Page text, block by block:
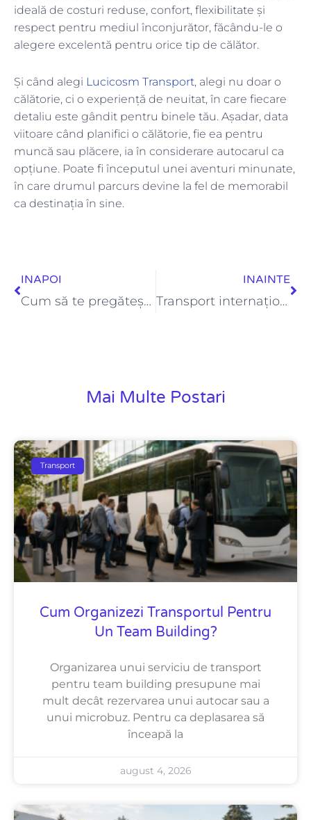
ideală de costuri reduse, confort, flexibilitate și
respect pentru mediul înconjurător, făcându-le o
alegere excelentă pentru orice tip de călător.
Și când alegi Lucicosm Transport, alegi nu doar o
călătorie, ci o experiență de neuitat, în care fiecare
detaliu este gândit pentru binele tău. Așadar, data
viitoare când planifici o călătorie, fie ea pentru
muncă sau plăcere, ia în considerare autocarul ca
opțiune. Poate fi începutul unei aventuri minunate,
în care drumul parcurs devine la fel de memorabil
ca destinația în sine.
INAPOI
Cum să te pregătești pentru transport cu autocarul: sfaturi și trucuri
INAINTE
Transport internațional cu autocarul: sfaturi și planificare
Mai Multe Postari
Transport
Cum Organizezi Transportul Pentru
Un Team Building?
Organizarea unui serviciu de transport
pentru team building presupune mai
mult decât rezervarea unui autocar sau a
unui microbuz. Pentru ca deplasarea să
înceapă la
august 4, 2026